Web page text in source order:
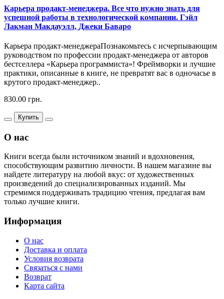
Карьера продакт-менеджера. Все что нужно знать для
успешной работы в технологической компании. Гэйл
Лакман Макдауэлл, Джеки Баваро
Карьера продакт-менеджераПознакомьтесь с исчерпывающим
руководством по профессии продакт-менеджера от авторов
бестселлера «Карьера программиста»! Фреймворки и лучшие
практики, описанные в книге, не превратят вас в одночасье в
крутого продакт-менеджер..
830.00 грн.
Купить
О нас
Книги всегда были источником знаний и вдохновения,
способствующим развитию личности. В нашем магазине вы
найдете литературу на любой вкус: от художественных
произведений до специализированных изданий. Мы
стремимся поддерживать традицию чтения, предлагая вам
только лучшие книги.
Информация
О нас
Доставка и оплата
Условия возврата
Связаться с нами
Возврат
Карта сайта